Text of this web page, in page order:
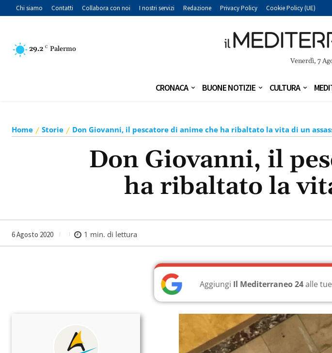
Chi siamo Contatti Collabora con noi I nostri servizi Redazione Privacy Policy Cookie Policy (UE)
29.2 C Palermo
Venerdì, 7
CRONACA BUONE NOTIZIE CULTURA
Home Storie Don Giovanni, il pescatore di anime che ha ribaltato la vita di un
Don Giovanni, il
ha ribaltato la
6 Agosto 2020 1 min. di lettura
Aggiungi Il Mediterraneo 24alle